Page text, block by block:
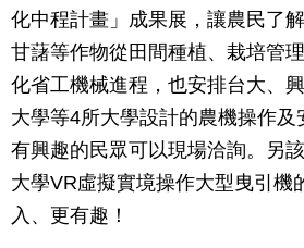
化中程計畫」成果展，讓農民了
甘藷等作物從田間種植、栽培管
化省工機械進程，也安排台大、
大學等4所大學設計的農機操作及
有興趣的民眾可以現場洽詢。另
大學VR虛擬實境操作大型曳引機
入、更有趣！